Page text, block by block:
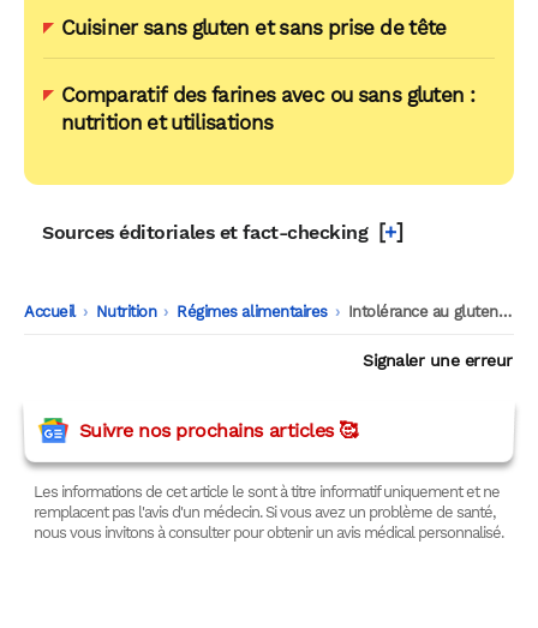
Cuisiner sans gluten et sans prise de tête
Comparatif des farines avec ou sans gluten :
nutrition et utilisations
Sources éditoriales et fact-checking [+]
Accueil -
Nutrition -
Régimes alimentaires -
Intolérance au gluten : et si le vrai problème ne venait pas du gluten ?
Signaler une erreur
Suivre nos prochains articles 🥰
Les informations de cet article le sont à titre informatif uniquement et ne
remplacent pas l'avis d'un médecin. Si vous avez un problème de santé,
nous vous invitons à consulter pour obtenir un avis médical personnalisé.